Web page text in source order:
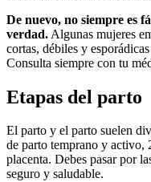
De nuevo, no siempre es
verdad. Algunas mujeres
cortas, débiles y
Consulta siempre con tu
Etapas del parto
El parto y el parto suelen
de parto temprano y activo,
placenta. Debes pasar por
seguro y saludable.